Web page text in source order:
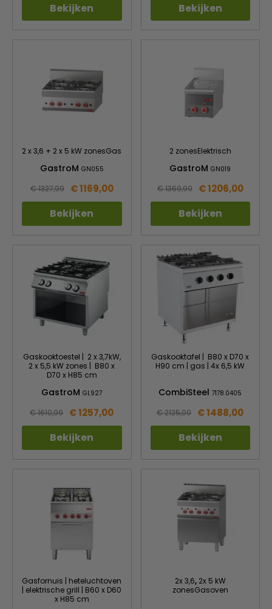
Bekijken Bekijken
2 x 3,6 + 2 x 5 kW zonesGas
GastroM GN055
€ 1327,99 € 1169,00
Bekijken
2 zonesElektrisch
GastroMGN019
€ 1369,99 € 1206,00
Bekijken
Gaskooktoestel | 2 x 3,7kW,
2 x 5,5 kW zones | B80 x
D70 x H85 cm
GastroMGL927
€ 1610,99 € 1257,00
Bekijken
Gaskooktafel | B80 x D70 x
H90 cm | gas | 4x 6,5 kW
CombiSteel7178.0405
€ 2125,00 € 1488,00
Bekijken
Gasfornuis | heteluchtoven
| elektrische grill | B60 x D60
x H85 cm
2x 3,6, 2x 5 kW
zonesGasoven